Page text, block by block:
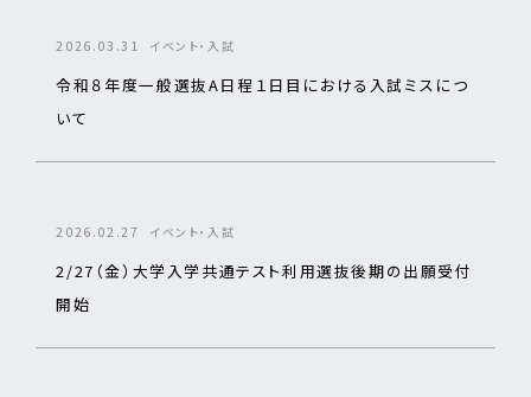
2026.03.31 イベント・入試
令和８年度一般選抜A日程１日目における入試ミスにつ
いて
2026.02.27 イベント・入試
2/27（金）大学入学共通テスト利用選抜後期の出願受付
開始